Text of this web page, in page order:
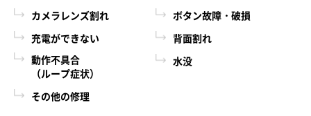
面に表示させたり、ユーザーのご指示に基づい
て他のサービスなど（提携先が提供するものも
含みます）に転送したりする目的
代金の支払を遅滞したり第三者に損害を発生さ
したユーザーや、不正・不当な目的でサービス
第６条 修理部品の取扱い
本サービスで使用する交換部品は、互換製品とな
ります。 本サービスの提供による部品交換の際に
取り外した修理依頼品の部品をリサイクルや分析
などのために、当社の任意の判断で回収させてい
ただく場合があります。 回収した部品は当社の所
カメラレンズ割れ
ボタン故障・破損
充電ができない
背面割れ
動作不具合
（ループ症状）
水没
その他の修理